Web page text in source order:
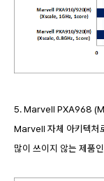
5.Marvell PXA968
Marvell 자체 아키텍처
많이 쓰이지 않는 제품